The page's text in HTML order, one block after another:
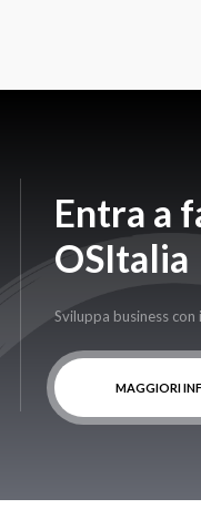
Entra a
OSItalia
Sviluppa business
MAGGIORI